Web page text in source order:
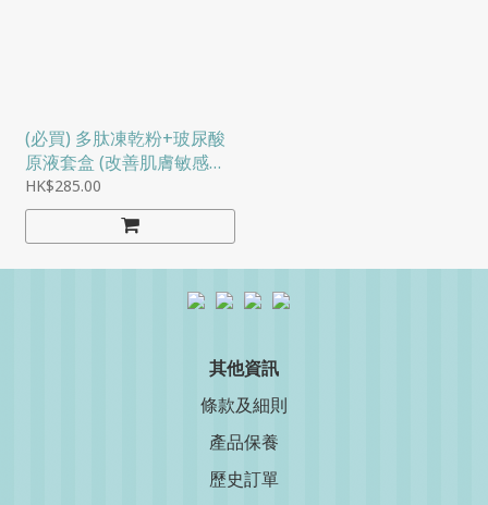
(必買) 多肽凍乾粉+玻尿酸
原液套盒 (改善肌膚敏感，
直達肌底的修護神器)
HK$285.00
其他資訊
條款及細則
產品保養
歷史訂單